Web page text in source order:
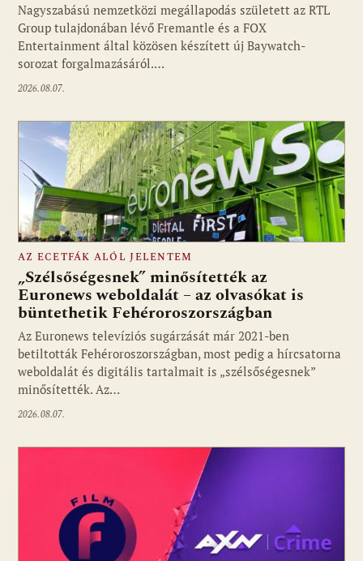
Fotó: media1.hu
Nagyszabású nemzetközi megállapodás született az RTL
Group tulajdonában lévő Fremantle és a FOX
Entertainment által közösen készített új Baywatch-
sorozat forgalmazásáról.…
2026.08.07.
Fotó: media1.hu
AZ ECETFÁK ALÓL JELENTEM
„Szélsőségesnek” minősítették az
Euronews weboldalát – az olvasókat is
büntethetik Fehéroroszországban
Az Euronews televíziós sugárzását már 2021-ben
betiltották Fehéroroszországban, most pedig a hírcsatorna
weboldalát és digitális tartalmait is „szélsőségesnek”
minősítették. Az…
2026.08.07.